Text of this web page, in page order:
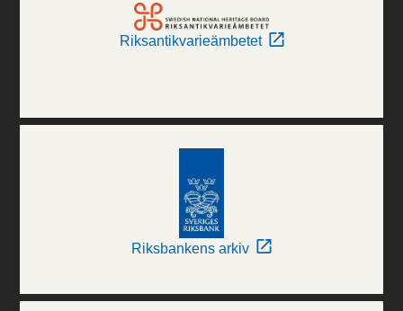
Riksantikvarieämbetet
Riksbankens arkiv